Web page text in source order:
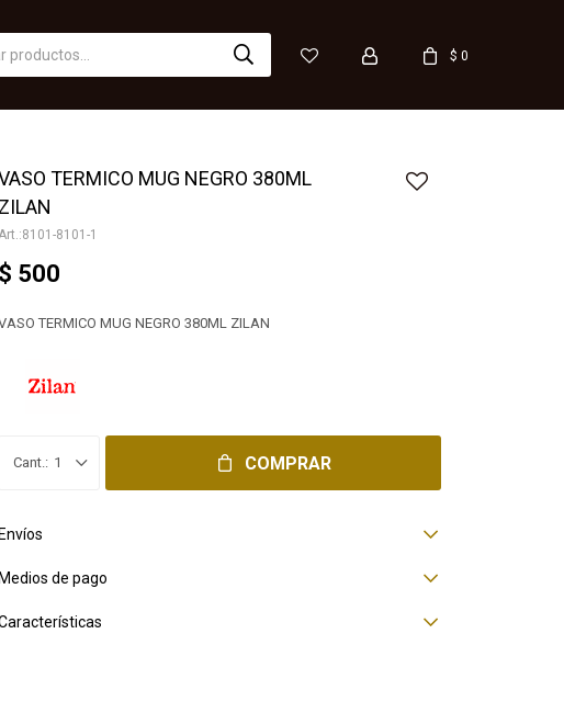
$ 0
TERMICO MUG NEGRO 380ML
ZILAN
8101-8101-1
$ 500
TERMICO MUG NEGRO 380ML ZILAN
1 COMPRAR
Envíos
Medios de pago